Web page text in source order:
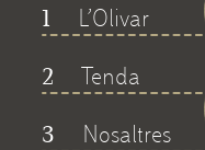
1 L’Olivar
2 Tenda
3 Nosaltres